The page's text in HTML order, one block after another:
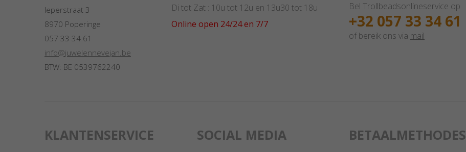
Ieperstraat 3
8970 Poperinge
057 33 34 61
info@juwelennevejan.be
BTW: BE 0539762240
Di tot Zat : 10u tot 12u en 13u30 tot 18u
Online open 24/24 en 7/7
Bel Trollbeadsonlineservice op
+32 057 33 34 61
of bereik ons via mail
KLANTENSERVICE SOCIAL MEDIA BETAALMETHODES